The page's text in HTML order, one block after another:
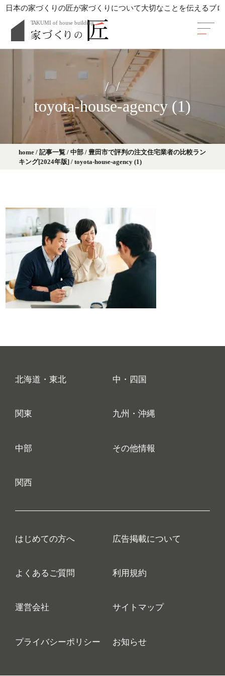
日本の家づくりの匠が家づくりについて大切なことを伝えるブ
toyota-house-agency (1)
home/ 記事一覧/ 中部/ 豊田市で評判の注文住宅業者の比較ラン
キング[2024年版]/ toyota-house-agency (1)
北海道・東北 中・四国
関東 九州・沖縄
中部 その他情報
関西
はじめての方へ 広告掲載について
よくあるご質問 利用規約
運営会社 サイトマップ
プライバシーポリシー お知らせ